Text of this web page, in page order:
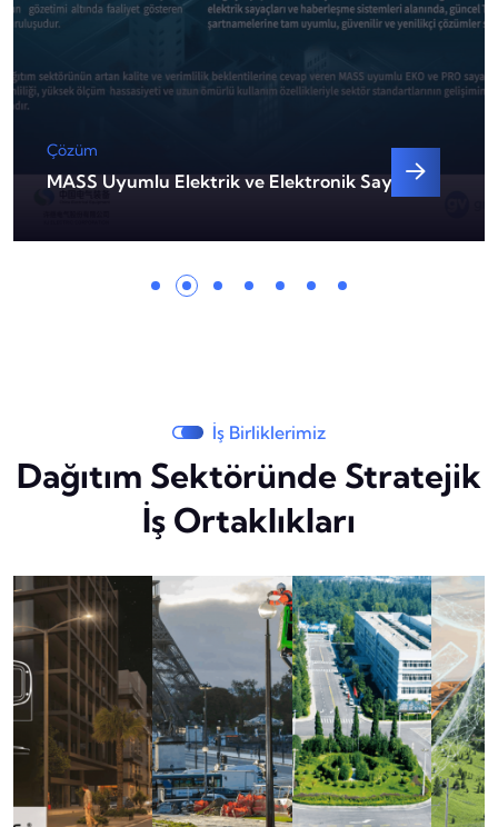
Çözüm
MASS Uyumlu Elektrik ve Elektronik Sayaçlar
İş Birliklerimiz
Dağıtım Sektöründe Stratejik
İş Ortaklıkları